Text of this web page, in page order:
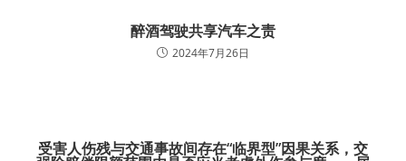
醉酒驾驶共享汽车之责
2024年7月26日
受害人伤残与交通事故间存在“临界型”因果关系，交